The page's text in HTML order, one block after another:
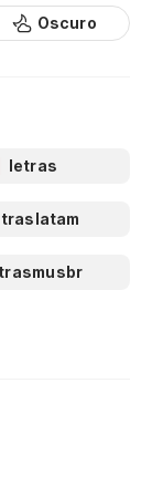
Oscuro
letras